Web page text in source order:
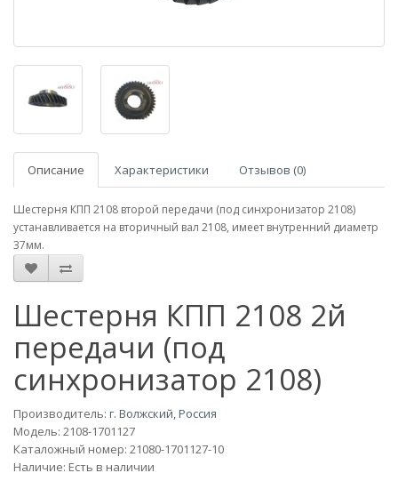
Описание Характеристики Отзывов (0)
Шестерня КПП 2108 второй передачи (под синхронизатор 2108)
устанавливается на вторичный вал 2108, имеет внутренний диаметр
37мм.
Шестерня КПП 2108 2й
передачи (под
синхронизатор 2108)
Производитель: г. Волжский, Россия
Модель: 2108-1701127
Каталожный номер: 21080-1701127-10
Наличие: Есть в наличии